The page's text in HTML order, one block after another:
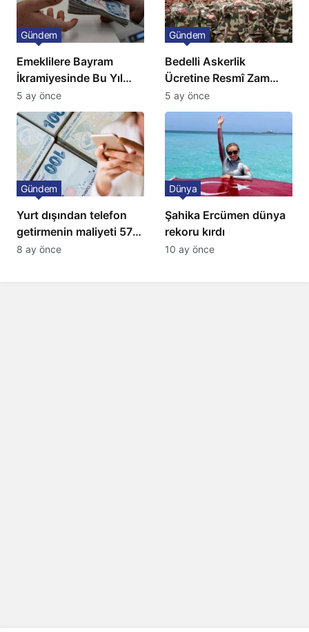
Emeklilere Bayram
İkramiyesinde Bu Yıl
Artış Gelmeyecek
Gündem
5 ay önce
Bedelli Askerlik
Ücretine Resmî Zam
Geliyor
Gündem
5 ay önce
Yurt dışından telefon
getirmenin maliyeti 57
bin lira oldu
Gündem
8 ay önce
Şahika Ercümen dünya
rekoru kırdı
Dünya
10 ay önce